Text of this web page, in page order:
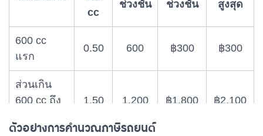
cc
ช่วงชั้น
ช่วงชั้น
สูงสุด
600 cc
แรก
0.50 600 ฿300 ฿300
ส่วนเกิน
600 cc ถึง
1.50 1,200 ฿1,800 ฿2,100
ตัวอย่างการคำนวณภาษีรถยนต์